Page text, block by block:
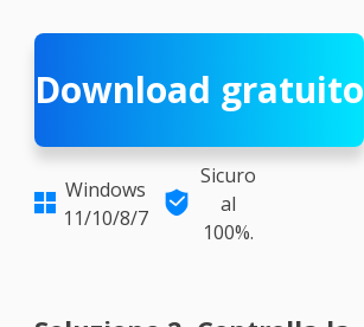
Download gratuito
 Windows
11/10/8/7

Sicuro
al
100%.